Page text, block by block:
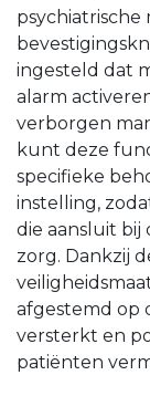
psychiatrische
ingesteld dat
alarm
verborgen
kunt deze
specifieke
instelling,
die aansluit bij
zorg. Dankzij
afgestemd op
versterkt en
patiënten